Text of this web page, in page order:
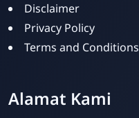
Disclaimer
Privacy Policy
Terms and Conditions
Alamat Kami